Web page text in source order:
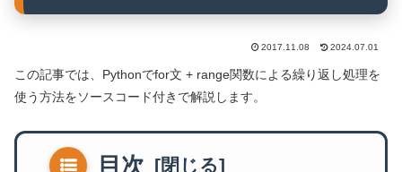
2017.11.08 2024.07.01
この記事では、Pythonでfor文 + range関数による繰り返し処理を
使う方法をソースコード付きで解説します。
目次